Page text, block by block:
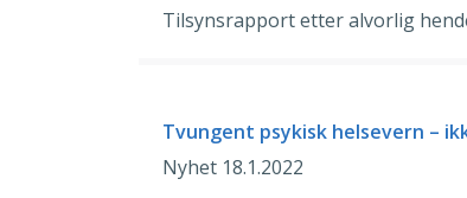
Tilsynsrapport etter alvorlig
Tvungent psykisk helsevern –
Nyhet 18.1.2022